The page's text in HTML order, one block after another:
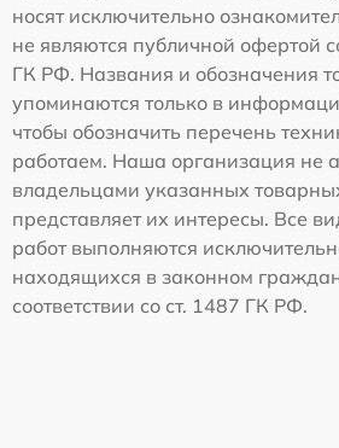
носят исключительно
не являются публичной офертой
ГК РФ. Названия и обозначения
упоминаются только в
чтобы обозначить перечень
работаем. Наша организация не
владельцами указанных
представляет их интересы. Все
работ выполняются
находящихся в законном
соответствии со ст. 1487 ГК РФ.